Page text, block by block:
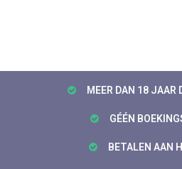
MEER DAN 18 JAAR
GÉÉN
BETALEN AAN